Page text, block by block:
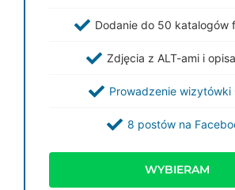
Dodanie do 50 katalogów
Zdjęcia z ALT-ami i
Prowadzenie wizytówki
8 postów na
WYBIERAM